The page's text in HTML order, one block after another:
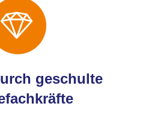
geschulte